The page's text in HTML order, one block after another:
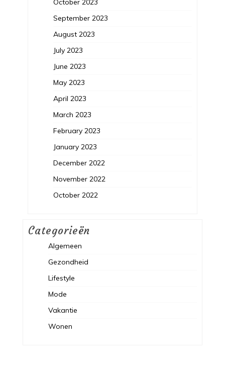
October 2023
September 2023
August 2023
July 2023
June 2023
May 2023
April 2023
March 2023
February 2023
January 2023
December 2022
November 2022
October 2022
Categorieën
Algemeen
Gezondheid
Lifestyle
Mode
Vakantie
Wonen